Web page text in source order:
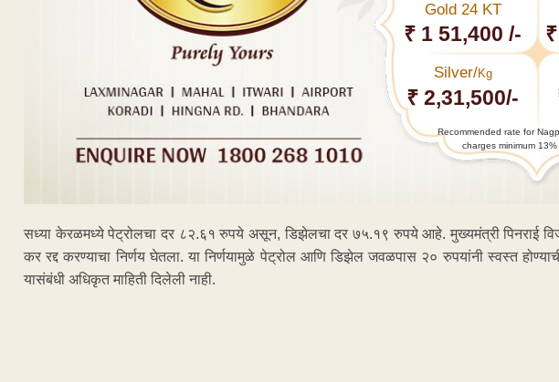
Gold 24 KT
₹ 1 51,400 /-
Silver/Kg
₹ 2,31,500/-
Recommended rate for
charges minimum
सध्या केरळमध्ये पेट्रोलचा दर ८२.६१ रुपये असून, डिझेलचा दर ७५.१९ रुपये आहे. मुख्यमंत्री पिनराई
कर रद्द करण्याचा निर्णय घेतला. या निर्णयामुळे पेट्रोल आणि डिझेल जवळपास २० रुपयांनी स्वस्त
यासंबंधी अधिकृत माहिती दिलेली नाही.